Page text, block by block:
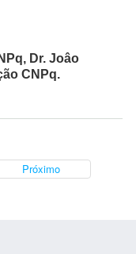
Dr. Joâo
CNPq.
Próximo